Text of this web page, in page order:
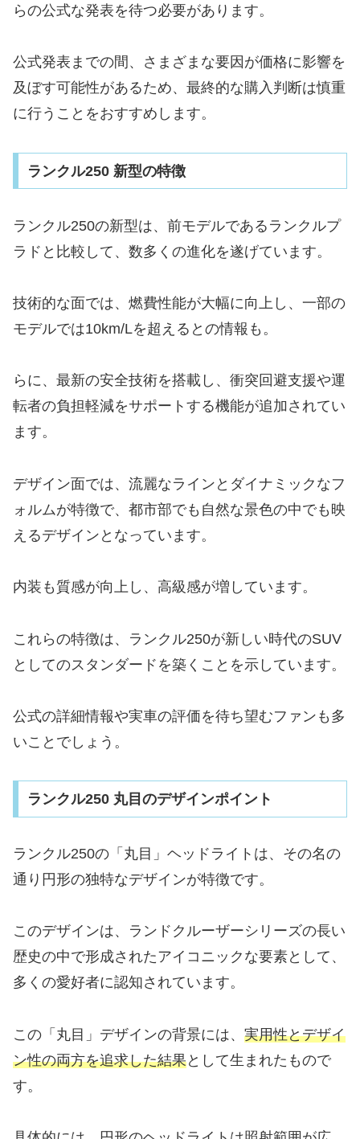
らの公式な発表を待つ必要があります。
公式発表までの間、さまざまな要因が価格に影響を
及ぼす可能性があるため、最終的な購入判断は慎重
に行うことをおすすめします。
ランクル250 新型の特徴
ランクル250の新型は、前モデルであるランクルプ
ラドと比較して、数多くの進化を遂げています。
技術的な面では、燃費性能が大幅に向上し、一部の
モデルでは10km/Lを超えるとの情報も。
らに、最新の安全技術を搭載し、衝突回避支援や運
転者の負担軽減をサポートする機能が追加されてい
ます。
デザイン面では、流麗なラインとダイナミックなフ
ォルムが特徴で、都市部でも自然な景色の中でも映
えるデザインとなっています。
内装も質感が向上し、高級感が増しています。
これらの特徴は、ランクル250が新しい時代のSUV
としてのスタンダードを築くことを示しています。
公式の詳細情報や実車の評価を待ち望むファンも多
いことでしょう。
ランクル250 丸目のデザインポイント
ランクル250の「丸目」ヘッドライトは、その名の
通り円形の独特なデザインが特徴です。
このデザインは、ランドクルーザーシリーズの長い
歴史の中で形成されたアイコニックな要素として、
多くの愛好者に認知されています。
この「丸目」デザインの背景には、 実用性とデザイ
ン性の両方を追求した結果として生まれたもので
す。